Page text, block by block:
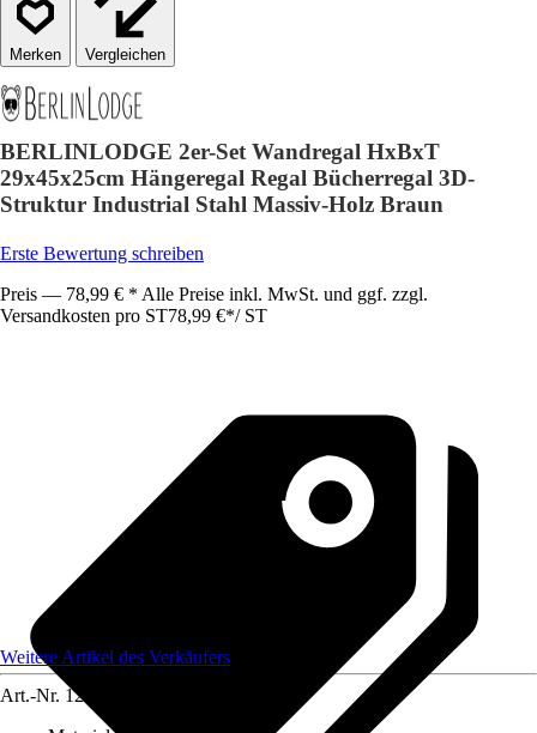
Vergleichen
BERLINLODGE 2er-Set Wandregal HxBxT
29x45x25cm Hängeregal Regal Bücherregal 3D-
Struktur Industrial Stahl Massiv-Holz Braun
Erste Bewertung schreiben
Preis — 78,99 € * Alle Preise inkl. MwSt. und ggf. zzgl.
Versandkosten pro ST78,99 €*/ ST
Weitere Artikel des Verkäufers
Art.-Nr. 12584501